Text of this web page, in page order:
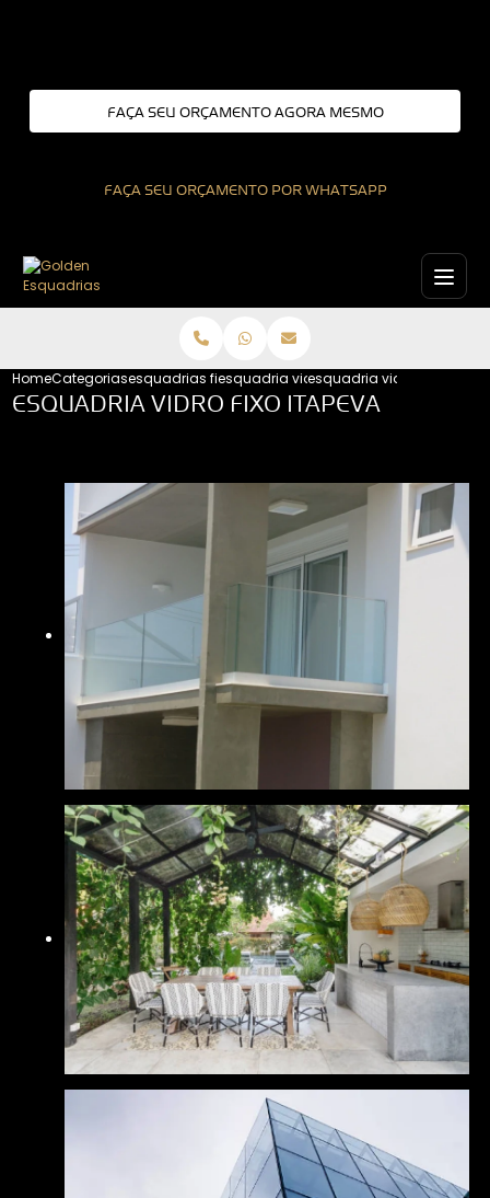
FAÇA SEU ORÇAMENTO AGORA MESMO
FAÇA SEU ORÇAMENTO POR WHATSAPP
HomeCategoriasesquadrias fixasesquadria vidro fixoesquadria vidro fixo
ESQUADRIA VIDRO FIXO ITAPEVA